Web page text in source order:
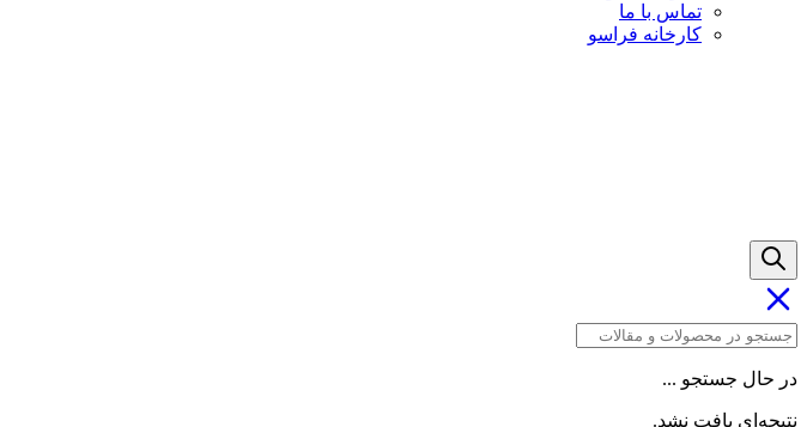
تماس با ما
کارخانه فراسو
در حال جستجو ...
نتیجه‌ای یافت نشد.